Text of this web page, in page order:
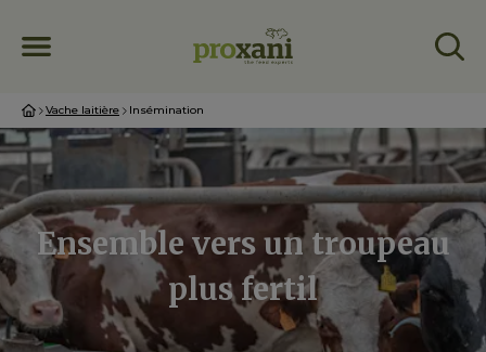
Vache laitière Insémination
Ensemble vers un troupeau
plus fertil